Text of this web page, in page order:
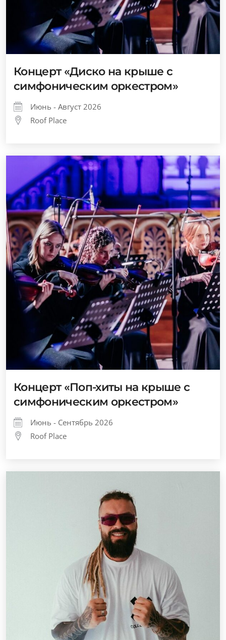
Концерт «Диско на крыше с
симфоническим оркестром»
Июнь - Август 2026
Roof Place
Концерт «Поп-хиты на крыше с
симфоническим оркестром»
Июнь - Сентябрь 2026
Roof Place